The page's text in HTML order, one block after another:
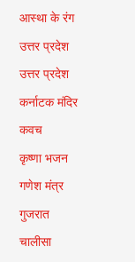
आस्था के रंग
उत्तर प्रदेश
उत्तर प्रदेश
कर्नाटक मंदिर
कवच
कृष्णा भजन
गणेश मंत्र
गुजरात
चालीसा